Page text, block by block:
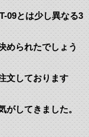
09とは少し異なる3
められたでしょう
文しております
がしてきました。